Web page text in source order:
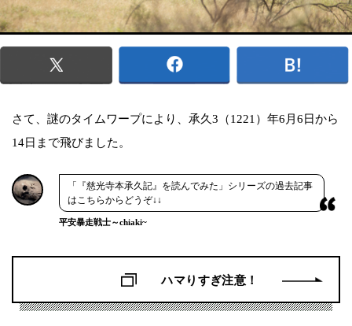
さて、謎のタイムワープにより、承久3（1221）年6月6日から
14日まで飛びました。
「『慈光寺本承久記』を読んでみた」シリーズの過去記事
はこちらからどうぞ↓↓
平安暴走戦士～chiaki~
ハマりすぎ注意！